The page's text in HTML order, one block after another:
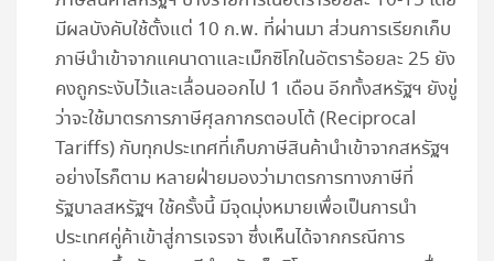
มีผลบังคับใช้ตั้งแต่ 10 ก.พ. ที่ผ่านมา ส่วนการเรียกเก็บ
ภาษีนำเข้าจากแคนาดาและเม็กซิโกในอัตราร้อยละ 25 ยัง
คงถูกระงับไว้และเลื่อนออกไป 1 เดือน อีกทั้งสหรัฐฯ ยังขู่
ว่าจะใช้มาตรการภาษีศุลกากรตอบโต้ (Reciprocal
Tariffs) กับทุกประเทศที่เก็บภาษีสินค้านำเข้าจากสหรัฐฯ
อย่างไรก็ตาม หลายฝ่ายมองว่ามาตรการทางภาษีที่
รัฐบาลสหรัฐฯ ใช้ครั้งนี้ มีจุดมุ่งหมายเพื่อเป็นการนำ
ประเทศคู่ค้าเข้าสู่การเจรจา ซึ่งเห็นได้จากกรณีการ